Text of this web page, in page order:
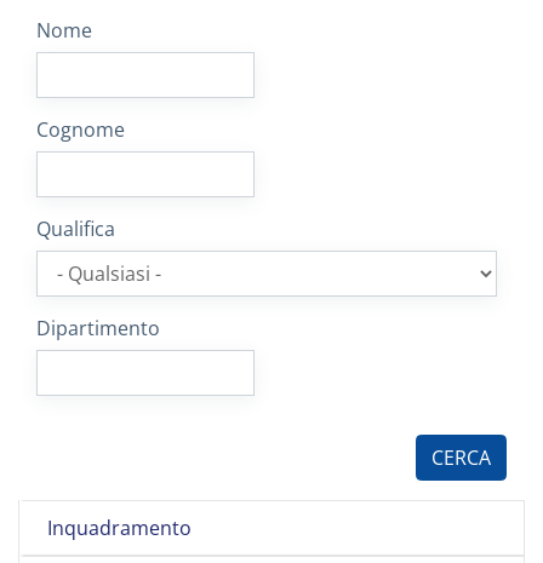
Inquadramento
Nome
Cognome
Qualifica
Dipartimento